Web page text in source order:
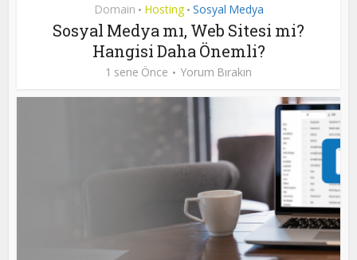
Domain • Hosting • Sosyal Medya
Sosyal Medya mı, Web Sitesi mi?
Hangisi Daha Önemli?
1 sene Önce Yorum Bırakın